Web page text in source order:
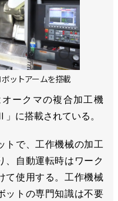
ットアームを搭載
ークマの複合加工機
に搭載されている。
で、工作機械の加工
、自動運転時はワーク
て使用する。工作機械
ットの専門知識は不要